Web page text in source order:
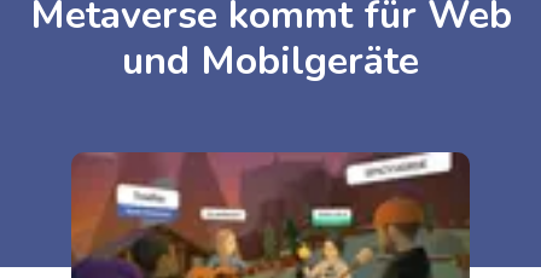
Metaverse kommt für Web
und Mobilgeräte